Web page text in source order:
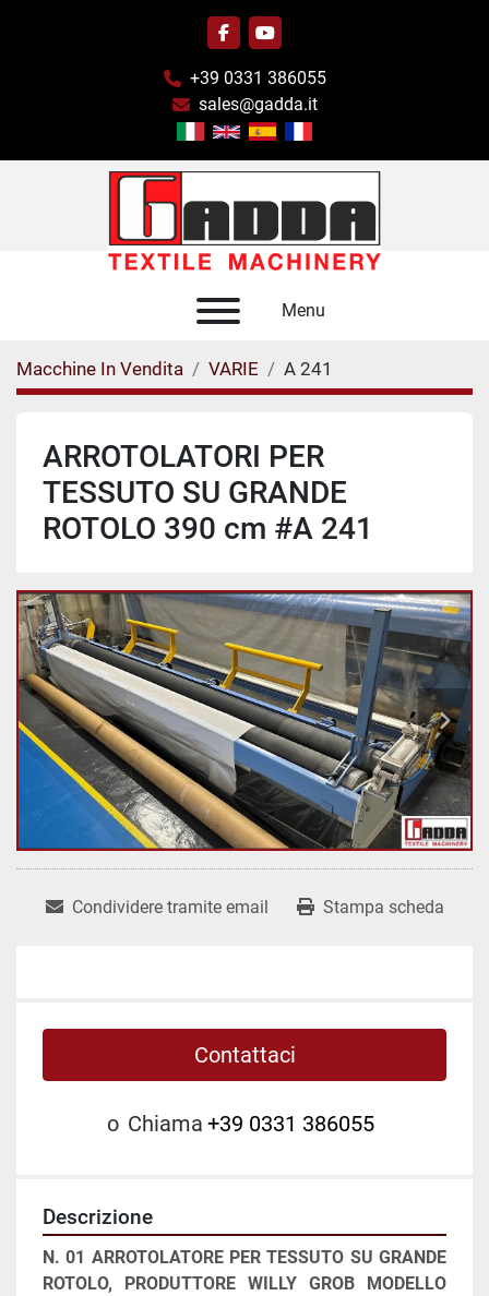
facebookyoutube
+39 0331 386055
sales@gadda.it
Menu
Macchine In Vendita VARIE A 241
ARROTOLATORI PER
TESSUTO SU GRANDE
ROTOLO 390 cm #A 241
Condividere tramite email Stampa scheda
Contattaci
o Chiama +39 0331 386055
Descrizione
N. 01 ARROTOLATORE PER TESSUTO SU GRANDE
ROTOLO, PRODUTTORE WILLY GROB MODELLO